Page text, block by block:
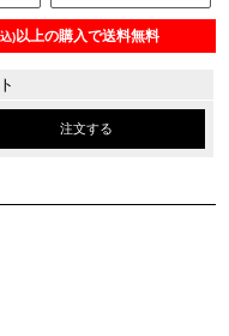
)以上の購入で送料無料
注文する